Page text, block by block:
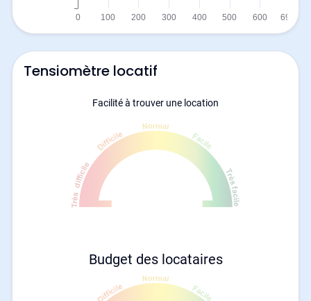
Tensiomètre locatif
Facilité à trouver une location
Budget des locataires